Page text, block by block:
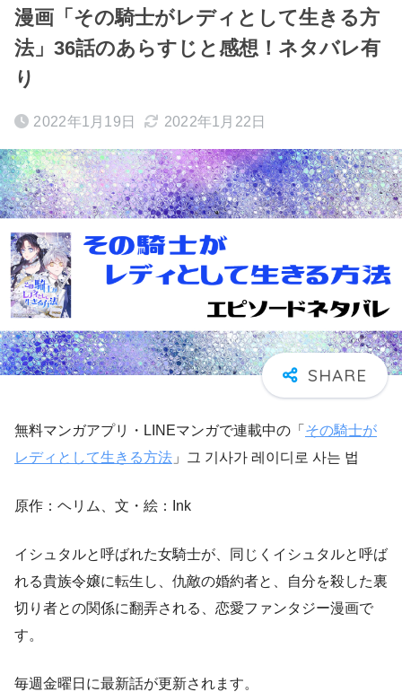
漫画「その騎士がレディとして生きる方
法」36話のあらすじと感想！ネタバレ有
り
2022年1月19日 2022年1月22日
無料マンガアプリ・LINEマンガで連載中の「 その騎士が
レディとして生きる方法 」그 기사가 레이디로 사는 법
原作：ヘリム、文・絵：Ink
イシュタルと呼ばれた女騎士が、同じくイシュタルと呼ば
れる貴族令嬢に転生し、仇敵の婚約者と、自分を殺した裏
切り者との関係に翻弄される、恋愛ファンタジー漫画で
す。
毎週金曜日に最新話が更新されます。